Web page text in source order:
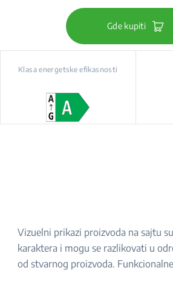
Gde kupiti
Klasa energetske efikasnosti
Vizuelni prikazi proizvoda na sajtu
karaktera i mogu se razlikovati u
od stvarnog proizvoda.